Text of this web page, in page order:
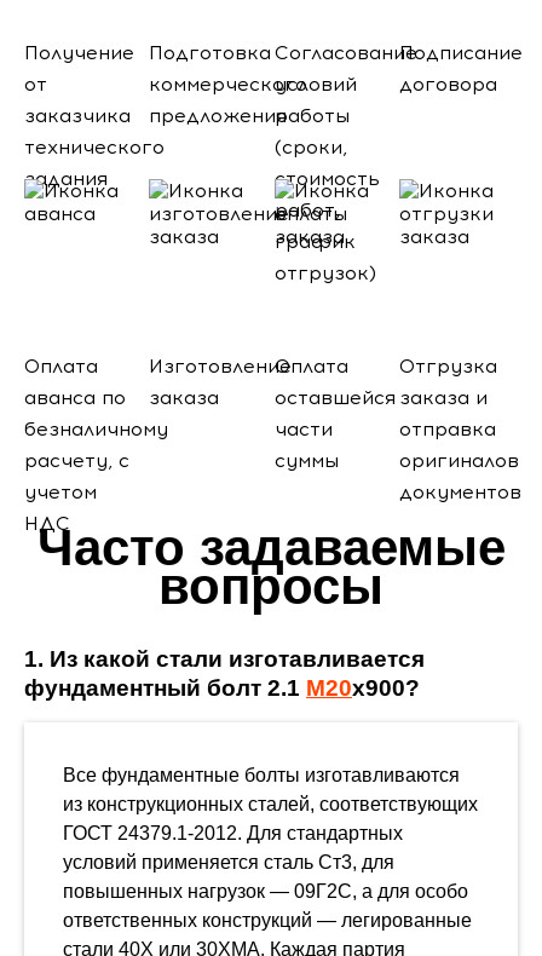
Получение
от
заказчика
технического
задания
Подготовка
коммерческого
предложения
Согласование
условий
работы
(сроки,
стоимость
работ,
график
отгрузок)
Подписание
договора
Оплата
аванса по
безналичному
расчету, с
учетом
НДС
Изготовление
заказа
Оплата
оставшейся
части
суммы
Отгрузка
заказа и
отправка
оригиналов
документов
Часто задаваемые
вопросы
1. Из какой стали изготавливается
фундаментный болт 2.1 М20х900?
Все фундаментные болты изготавливаются
из конструкционных сталей, соответствующих
ГОСТ 24379.1-2012. Для стандартных
условий применяется сталь Ст3, для
повышенных нагрузок — 09Г2С, а для особо
ответственных конструкций — легированные
стали 40Х или 30ХМА. Каждая партия